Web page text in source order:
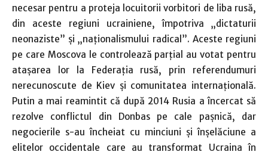
necesar pentru a proteja locuitorii vorbitori de liba rusă,
din aceste regiuni ucrainiene, împotriva „dictaturii
neonaziste” şi „naţionalismului radical”. Aceste regiuni
pe care Moscova le controlează parţial au votat pentru
ataşarea lor la Federaţia rusă, prin referendumuri
nerecunoscute de Kiev şi comunitatea internaţională.
Putin a mai reamintit că după 2014 Rusia a încercat să
rezolve conflictul din Donbas pe cale paşnică, dar
negocierile s-au încheiat cu minciuni şi înşelăciune a
elitelor occidentale care au transformat Ucraina în